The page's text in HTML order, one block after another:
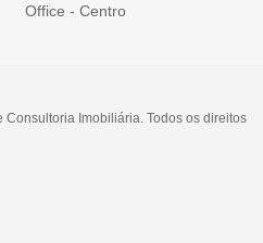
Office - Centro
Imobiliária. Todos os direitos